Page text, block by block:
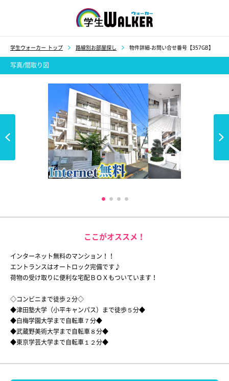
学生ウォーカー トップ 路線別お部屋探し 物件詳細-お問い合せ番号【357GB】
写真/間取り図
ここがオススメ！
インターネット無料のマンション！！
エントランスはオートロック完備です♪
荷物の受け取りに便利な宅配ＢＯＸもついています！
◇コンビニまで徒歩２分◇
◆津田塾大学（小平キャンパス）まで徒歩５分◆
◆白梅学園大学まで自転車７分◆
◆武蔵野美術大学まで自転車８分◆
◆東京学芸大学まで自転車１２分◆